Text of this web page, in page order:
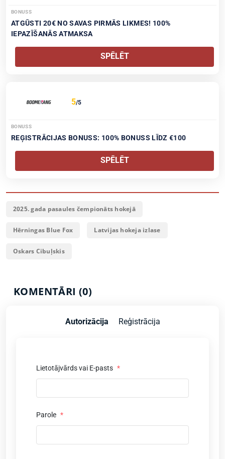
BONUSS
ATGŪSTI 20€ NO SAVAS PIRMĀS LIKMES! 100%
IEPAZĪŠANĀS ATMAKSA
SPĒLĒT
5/5
BONUSS
REĢISTRĀCIJAS BONUSS: 100% BONUSS LĪDZ €100
SPĒLĒT
2025. gada pasaules čempionāts hokejā
Hērningas Blue Fox Latvijas hokeja izlase
Oskars Cibuļskis
KOMENTĀRI (0)
Autorizācija Reģistrācija
Lietotājvārds vai E-pasts *
Parole *